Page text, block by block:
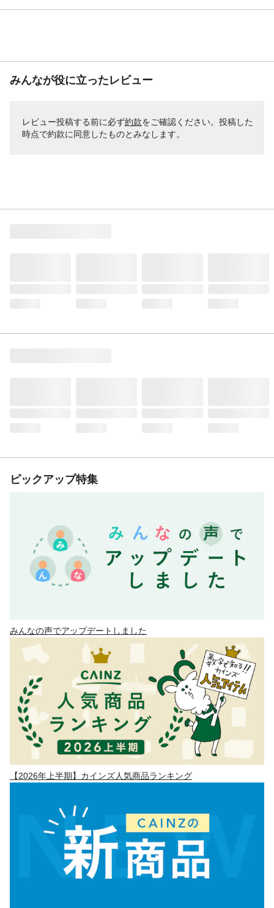
みんなが役に立ったレビュー
レビュー投稿する前に必ず約款をご確認ください。投稿した
時点で約款に同意したものとみなします。
ピックアップ特集
みんなの声でアップデートしました
【2026年上半期】カインズ人気商品ランキング